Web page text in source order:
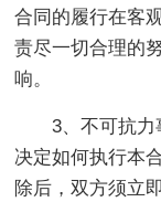
合同的履行在客
责尽一切合理的
响。
3、不可抗
决定如何执行本
除后，双方须立